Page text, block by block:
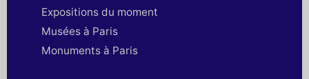
Expositions du moment
Musées à Paris
Monuments à Paris